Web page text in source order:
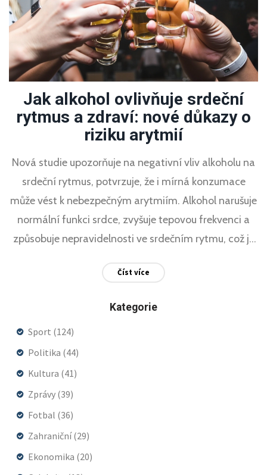
Jak alkohol ovlivňuje srdeční
rytmus a zdraví: nové důkazy o
riziku arytmií
Nová studie upozorňuje na negativní vliv alkoholu na
srdeční rytmus, potvrzuje, že i mírná konzumace
může vést k nebezpečným arytmiím. Alkohol narušuje
normální funkci srdce, zvyšuje tepovou frekvenci a
způsobuje nepravidelnosti ve srdečním rytmu, což je
Číst více
Kategorie
Sport (124)
Politika (44)
Kultura (41)
Zprávy (39)
Fotbal (36)
Zahraniční(29)
Ekonomika (20)